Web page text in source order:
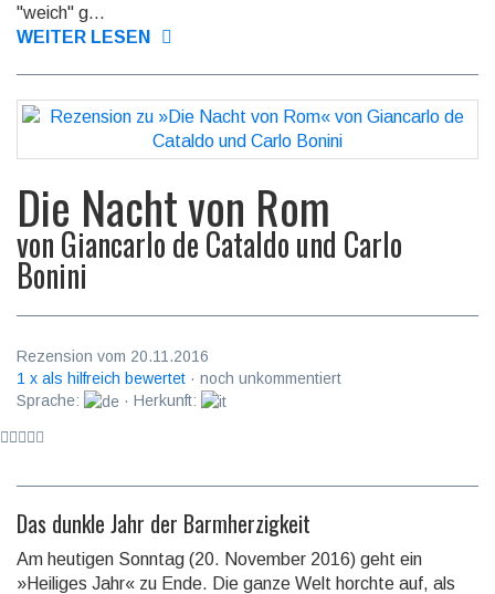
"weich" g...
WEITER LESEN
Die Nacht von Rom
vonGiancarlo de Cataldo und Carlo
Bonini
Rezension vom 20.11.2016
1 x als hilfreich bewertet · noch unkommentiert
Sprache:
· Herkunft:
Das dunkle Jahr der Barmherzigkeit
Am heutigen Sonntag (20. November 2016) geht ein
»Heiliges Jahr« zu Ende. Die ganze Welt horchte auf, als